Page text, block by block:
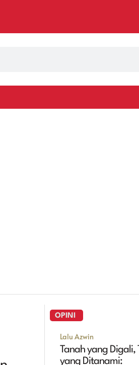
OPINI
Lalu Azwin
Tanah yang Digali,
yang Ditanami: